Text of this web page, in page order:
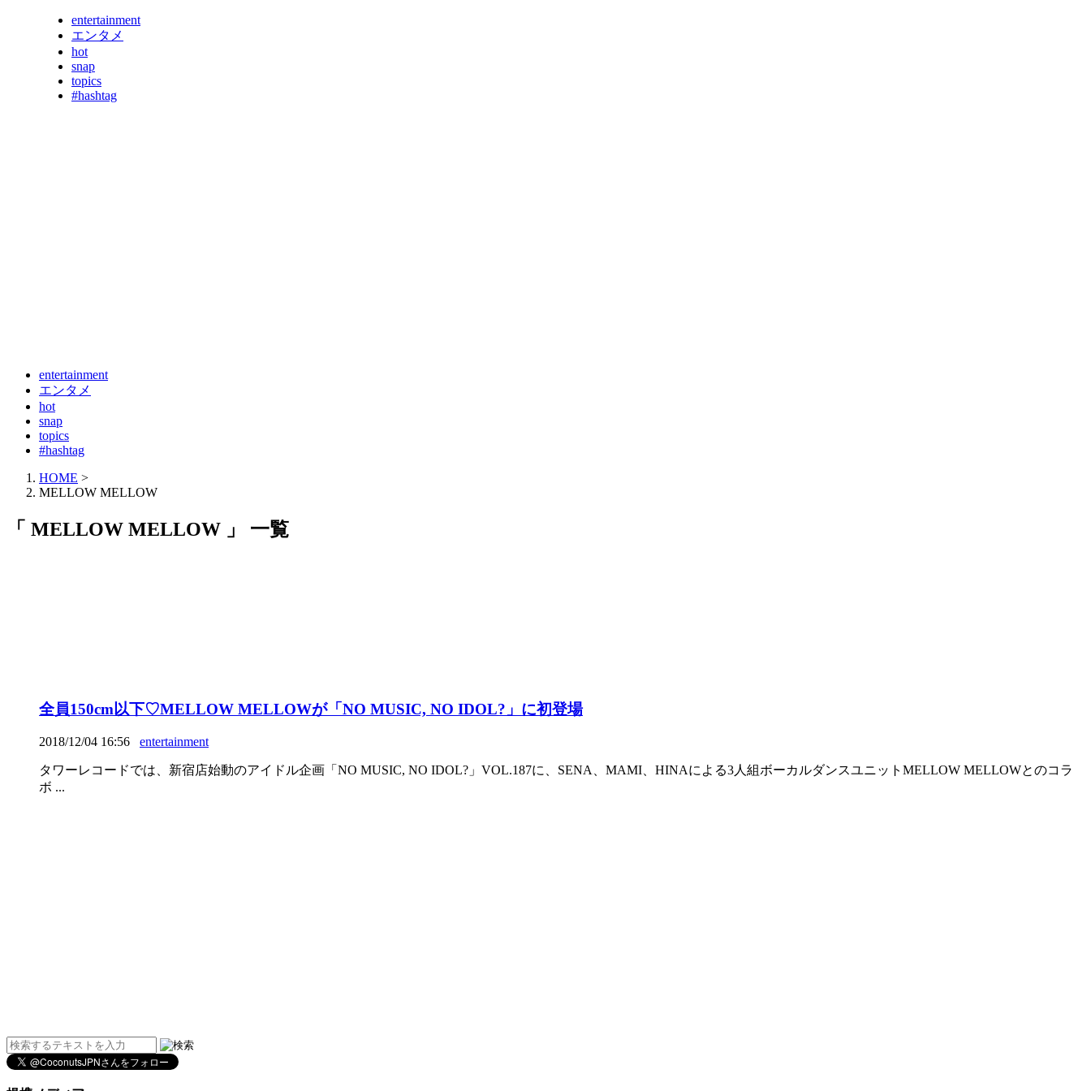
entertainment
エンタメ
hot
snap
topics
#hashtag
entertainment
エンタメ
hot
snap
topics
#hashtag
HOME >
MELLOW MELLOW
「 MELLOW MELLOW 」 一覧
全員150cm以下♡MELLOW MELLOWが「NO MUSIC, NO IDOL?」に初登場
2018/12/04 16:56 entertainment
タワーレコードでは、新宿店始動のアイドル企画「NO MUSIC, NO IDOL?」VOL.187に、SENA、MAMI、HINAによる3人組ボーカルダンスユニットMELLOW MELLOWとのコラ
ボ ...